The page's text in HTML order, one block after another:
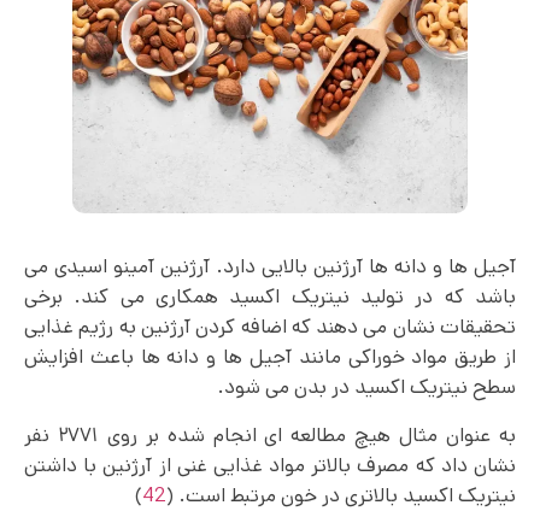
آجیل ها و دانه ها آرژنین بالایی دارد. آرژنین آمینو اسیدی می
باشد که در تولید نیتریک اکسید همکاری می کند. برخی
تحقیقات نشان می‌ دهند که اضافه کردن آرژنین به رژیم غذایی
از طریق مواد خوراکی مانند آجیل ها و دانه ها باعث افزایش
سطح نیتریک اکسید در بدن می شود.
به عنوان مثال هیچ مطالعه ای انجام شده بر روی ۲۷۷۱ نفر
نشان داد که مصرف بالاتر مواد غذایی غنی از آرژنین با داشتن
نیتریک اکسید بالاتری در خون مرتبط است. (42
)